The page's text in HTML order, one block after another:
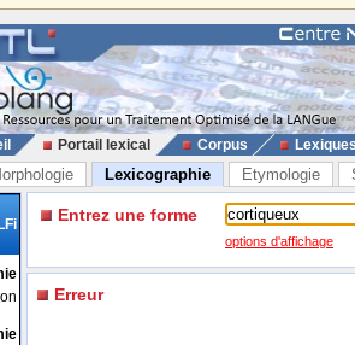
Portail lexical Corpus
Lexicographie Etymologie
Entrez une forme
options d'affichage
Erreur